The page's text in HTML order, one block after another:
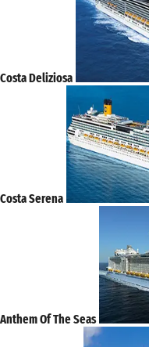
Costa Deliziosa
Costa Serena
Anthem Of The Seas